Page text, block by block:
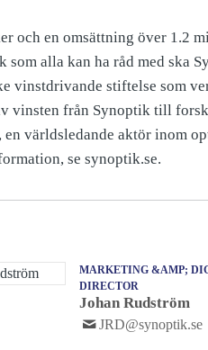
och en omsättning över 1.2
alla kan ha råd med ska
vinstdrivande stiftelse som
vinsten från Synoptik till
världsledande aktör inom
se synoptik.se.
MARKETING &AMP;
DIRECTOR
Johan Rudström
JRD@synoptik.se